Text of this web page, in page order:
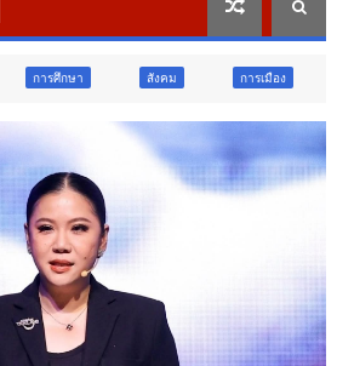
สังคม การเมือง ภูมิภาค